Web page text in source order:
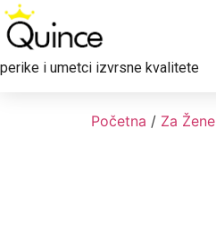
perike i umetci izvrsne kvalitete
Početna / Za Žene